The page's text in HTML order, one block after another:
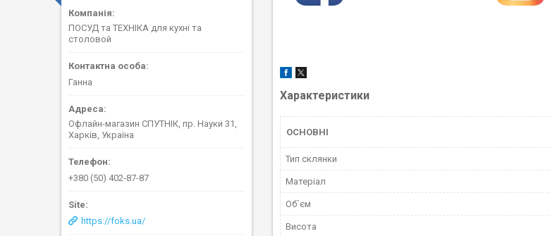
Характеристики
ОСНОВНІ
Тип склянки
Матеріал
Об`єм
Висота
ПОСУД та ТЕХНІКА для кухні та
столовой
Ганна
Офлайн-магазин СПУТНІК, пр. Науки 31,
Харків, Україна
+380 (50) 402-87-87
https://foks.ua/